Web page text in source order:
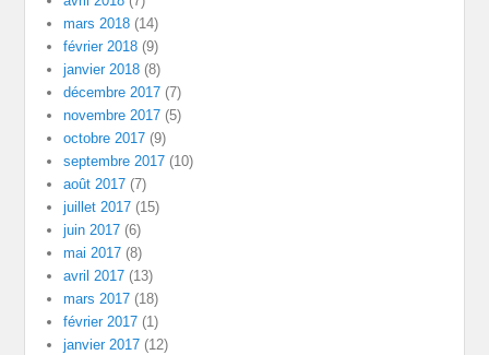
mars 2018 (14)
février 2018 (9)
janvier 2018 (8)
décembre 2017 (7)
novembre 2017 (5)
octobre 2017 (9)
septembre 2017 (10)
août 2017 (7)
juillet 2017 (15)
juin 2017 (6)
mai 2017 (8)
avril 2017 (13)
mars 2017 (18)
février 2017 (1)
janvier 2017 (12)